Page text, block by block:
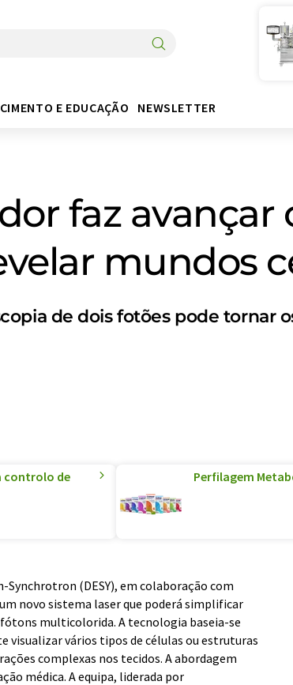
E EDUCAÇÃO NEWSLETTER
faz
mundos
de dois fotões pode tornar
controlo de
Perfilagem
(DESY), em colaboração com
novo sistema laser que poderá simplificar
multicolorida. A tecnologia baseia-se
vários tipos de células ou estruturas
complexas nos tecidos. A abordagem
médica. A equipa, liderada por